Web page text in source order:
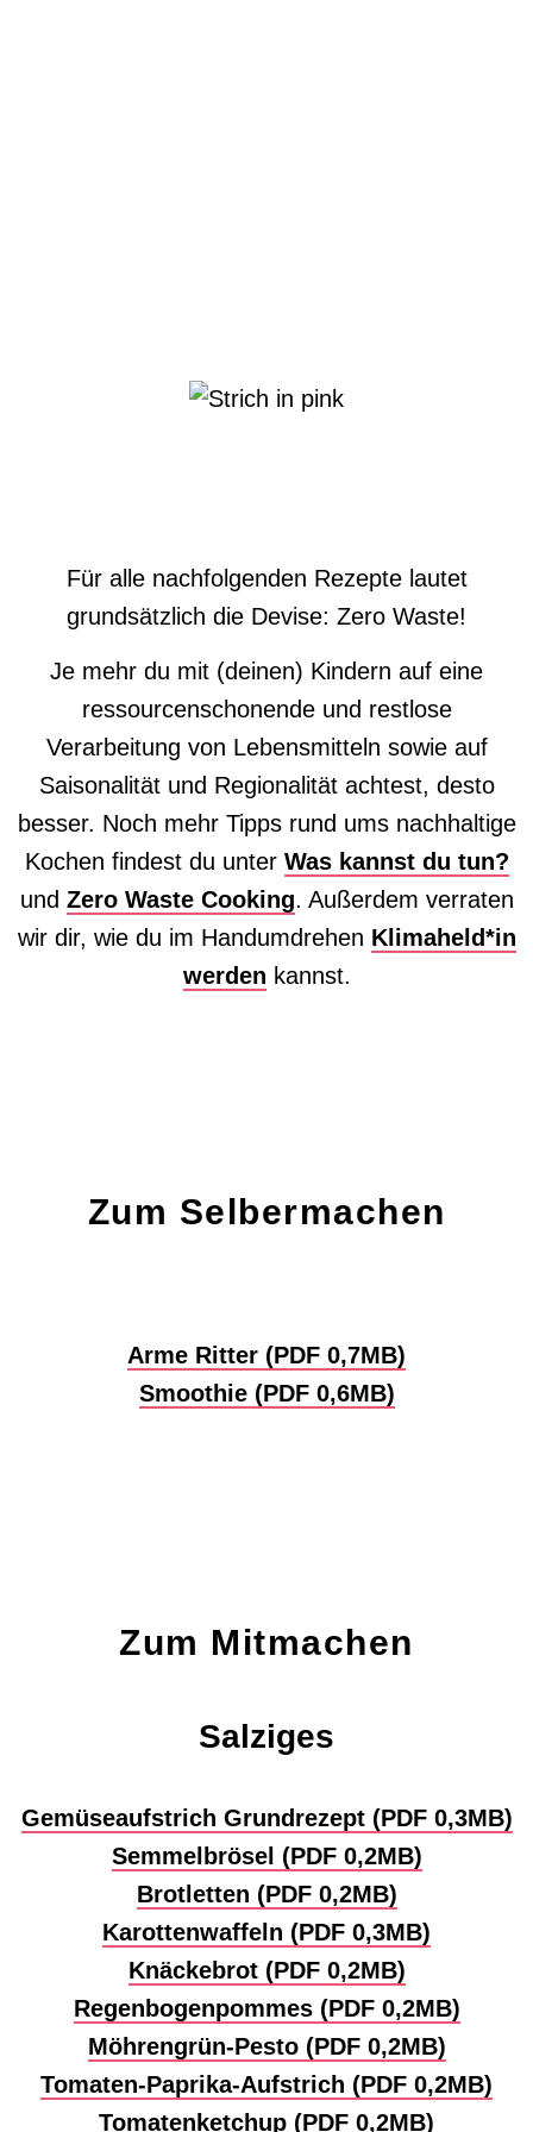
Für alle nachfolgenden Rezepte lautet
grundsätzlich die Devise: Zero Waste!
Je mehr du mit (deinen) Kindern auf eine
ressourcenschonende und restlose
Verarbeitung von Lebensmitteln sowie auf
Saisonalität und Regionalität achtest, desto
besser. Noch mehr Tipps rund ums nachhaltige
Kochen findest du unter Was kannst du tun?
und Zero Waste Cooking. Außerdem verraten
wir dir, wie du im Handumdrehen Klimaheld*in
werden kannst.
Zum Selbermachen
Arme Ritter (PDF 0,7MB)
Smoothie (PDF 0,6MB)
Zum Mitmachen
Salziges
Gemüseaufstrich Grundrezept (PDF 0,3MB)
Semmelbrösel (PDF 0,2MB)
Brotletten (PDF 0,2MB)
Karottenwaffeln (PDF 0,3MB)
Knäckebrot (PDF 0,2MB)
Regenbogenpommes (PDF 0,2MB)
Möhrengrün-Pesto (PDF 0,2MB)
Tomaten-Paprika-Aufstrich (PDF 0,2MB)
Tomatenketchup (PDF 0,2MB)